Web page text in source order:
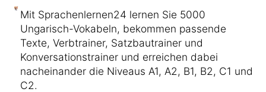
Mit Sprachenlernen24 lernen Sie 5000
Ungarisch-Vokabeln, bekommen passende
Texte, Verbtrainer, Satzbautrainer und
Konversationstrainer und erreichen dabei
nacheinander die Niveaus A1, A2, B1, B2, C1 und
C2.